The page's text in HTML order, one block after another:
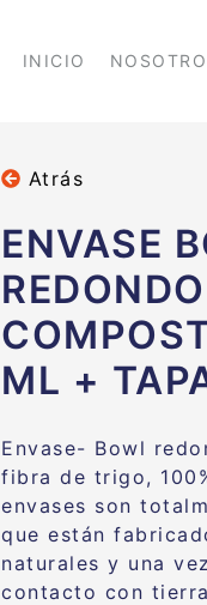
INICIO
Atrás
ENVASE
REDONDO
ML +
Envase- Bowl
fibra de trigo,
envases son
que están
naturales y una
contacto con